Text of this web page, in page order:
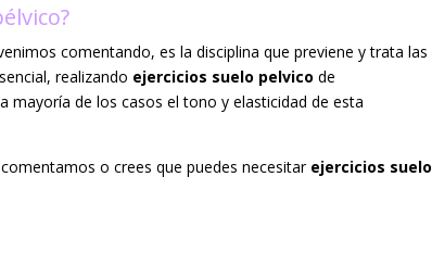
comentando, es la disciplina que previene y trata las
realizando ejercicios suelo pelvico de
mayoría de los casos el tono y elasticidad de esta
o crees que puedes necesitar ejercicios suelo